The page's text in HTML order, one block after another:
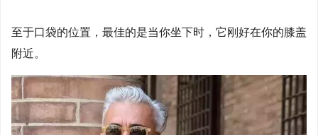
至于口袋的位置，最佳的是当你坐下时，它刚好在你的膝盖
附近。